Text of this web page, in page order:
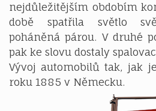
nejdůležitějším obdobím
době spatřila světlo
poháněná párou. V druhé
pak ke slovu dostaly
Vývoj automobilů tak, jak
roku 1885 v Německu.